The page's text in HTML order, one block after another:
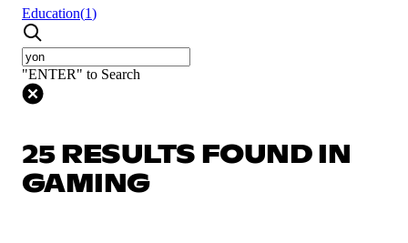
Education(1)
"ENTER" to Search
25 RESULTS FOUND IN
GAMING